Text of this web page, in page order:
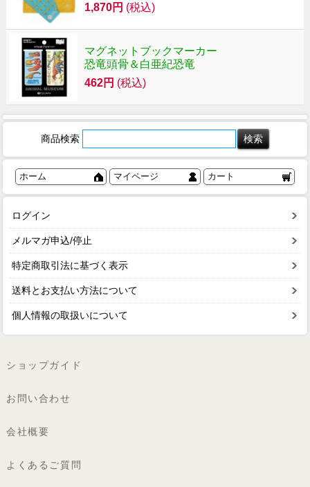
1,870円 (税込)
マグネットブックマーカー
恐竜頭骨＆白亜紀恐竜
462円 (税込)
商品検索
ホーム マイページ カート
ログイン
メルマガ申込/停止
特定商取引法に基づく表示
送料とお支払い方法について
個人情報の取扱いについて
ショップガイド
お問い合わせ
会社概要
よくあるご質問